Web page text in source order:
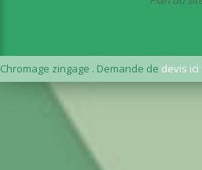
Chromage zingage . Demande de devis ici